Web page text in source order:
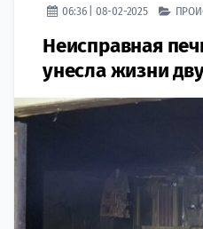
06:36 | 08-02-2025
Неисправная
унесла жизни